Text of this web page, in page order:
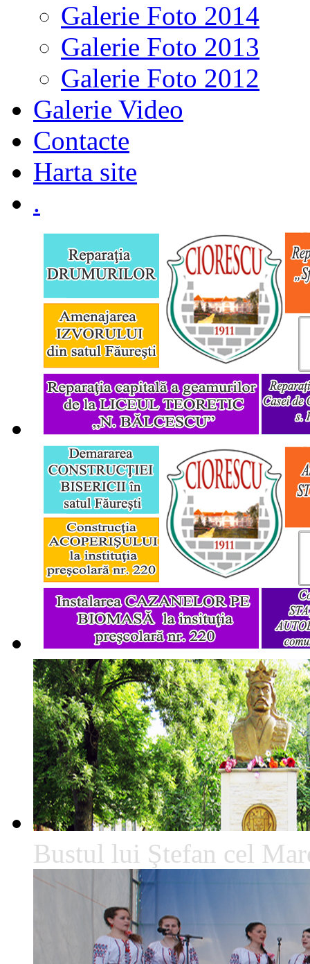
Galerie Foto 2014
Galerie Foto 2013
Galerie Foto 2012
Galerie Video
Contacte
Harta site
.
Bustul lui Ştefan cel